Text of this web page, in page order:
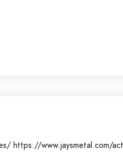
https://www.jaysmetal.com/